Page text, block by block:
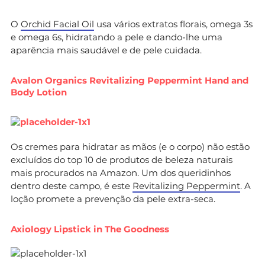
O Orchid Facial Oil usa vários extratos florais, omega 3s
e omega 6s, hidratando a pele e dando-lhe uma
aparência mais saudável e de pele cuidada.
Avalon Organics Revitalizing Peppermint Hand and
Body Lotion
Os cremes para hidratar as mãos (e o corpo) não estão
excluídos do top 10 de produtos de beleza naturais
mais procurados na Amazon. Um dos queridinhos
dentro deste campo, é este Revitalizing Peppermint. A
loção promete a prevenção da pele extra-seca.
Axiology Lipstick in The Goodness